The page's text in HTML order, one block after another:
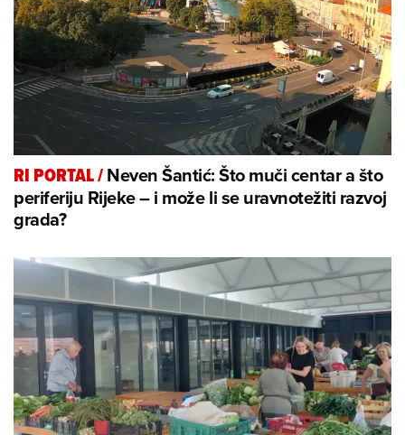
RI PORTAL/Neven Šantić: Što muči centar a što
periferiju Rijeke – i može li se uravnotežiti razvoj
grada?